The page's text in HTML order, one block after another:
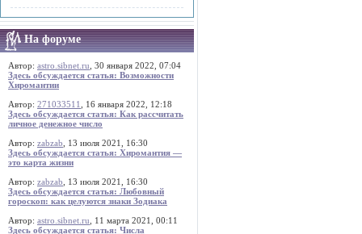
На форуме
Автор: astro.sibnet.ru , 30 января 2022, 07:04
Здесь обсуждается статья: Возможности
Хиромантии
Автор: 271033511
, 16 января 2022, 12:18
Здесь обсуждается статья: Как рассчитать
личное денежное число
Автор: zabzab , 13 июля 2021, 16:30
Здесь обсуждается статья: Хиромантия —
это карта жизни
Автор: zabzab , 13 июля 2021, 16:30
Здесь обсуждается статья: Любовный
гороскоп: как целуются знаки Зодиака
Автор: astro.sibnet.ru , 11 марта 2021, 00:11
Здесь обсуждается статья: Числа